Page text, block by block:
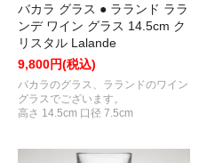
バカラ グラス ● ラランド ララ
ンデ ワイン グラス 14.5cm ク
リスタル Lalande
9,800円(税込)
バカラのグラス、ラランドのワイン
グラスでございます。
高さ 14.5cm 口径 7.5cm